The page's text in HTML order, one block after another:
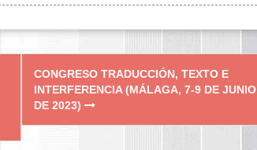
CONGRESO TRADUCCIÓN, TEXTO E
INTERFERENCIA (MÁLAGA, 7-9 DE JUNIO
DE 2023)